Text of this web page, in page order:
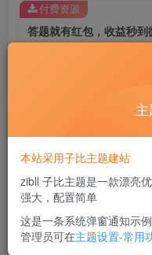
付费资源
答题就有红包，收益秒到
几分钟挣几十块【揭秘】
本站采用子比主题建站
zibll 子比主题是一款漂亮
强大，配置简单
这是一条系统弹窗通知示例
管理员可在主题设置-常用